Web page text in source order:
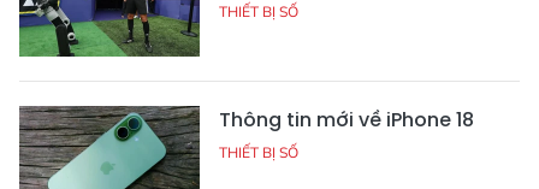
THIẾT BỊ SỐ
Thông tin mới về iPhone 18
THIẾT BỊ SỐ